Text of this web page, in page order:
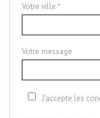
Votre ville *
Votre message
J'accepte les